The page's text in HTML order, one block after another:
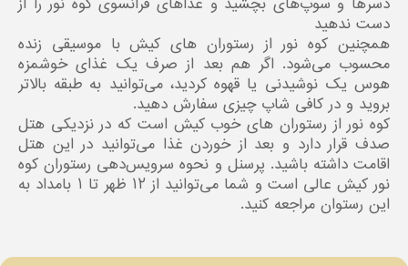
دست ندهید
همچنین کوه نور از رستوران های کیش با موسیقی زنده
محسوب می‌شود. اگر هم بعد از صرف یک غذای خوشمزه
هوس یک نوشیدنی یا قهوه کردید، می‌توانید به طبقه بالاتر
بروید و در کافی شاپ چیزی سفارش دهید.
کوه نور از رستوران های خوب کیش است که در نزدیکی هتل
صدف قرار دارد و بعد از خوردن غذا می‌توانید در این هتل
اقامت داشته باشید. پرسنل و نحوه سرویس‌دهی رستوران کوه
نور کیش عالی است و شما می‌توانید از ۱۲ ظهر تا ۱ بامداد به
این رستوان مراجعه کنید.